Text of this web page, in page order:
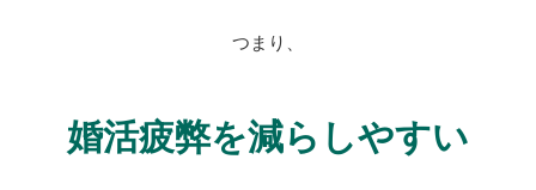
つまり、
婚活疲弊を減らしやすい